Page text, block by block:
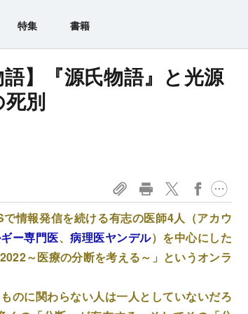
特集 書籍
】『源氏物語』と光源
別
情報発信を続ける有志の医師4人（アカウ
ー専門医、病理医ヤンデル）を中心にした
～医療の分断を考える～」というオンラ
のに関わらない人は一人としていないだろ